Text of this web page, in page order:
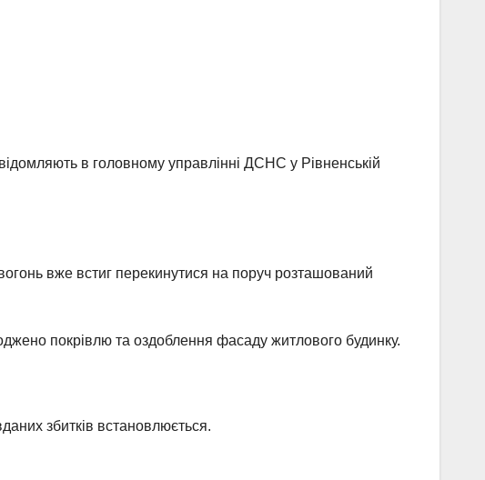
в головному управлінні ДСНС у Рівненській
вже встиг перекинутися на поруч розташований
покрівлю та оздоблення фасаду житлового будинку.
збитків встановлюється.